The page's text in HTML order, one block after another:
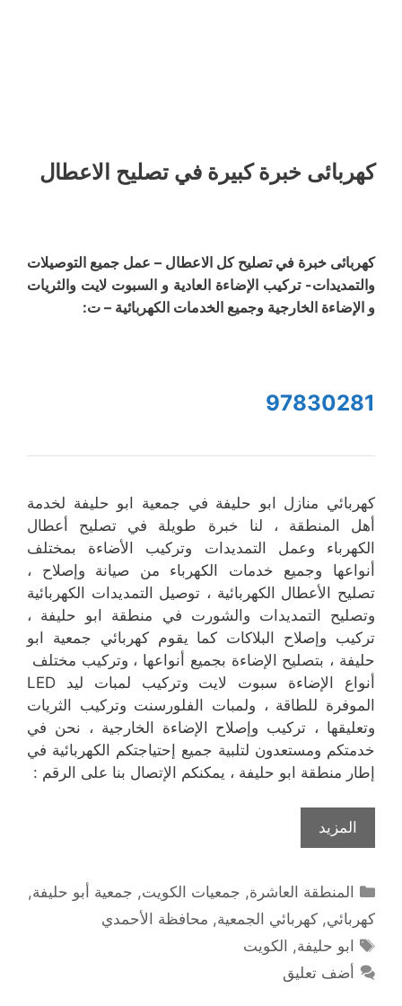
كهربائى خبرة كبيرة في تصليح الاعطال
كهربائى خبرة في تصليح كل الاعطال – عمل جميع التوصيلات
والتمديدات- تركيب الإضاءة العادية و السبوت لايت والثريات
و الإضاءة الخارجية وجميع الخدمات الكهربائية – ت:
97830281
كهربائي منازل ابو حليفة في جمعية ابو حليفة لخدمة
أهل المنطقة ، لنا خبرة طويلة في تصليح أعطال
الكهرباء وعمل التمديدات وتركيب الأضاءة بمختلف
أنواعها وجميع خدمات الكهرباء من صيانة وإصلاح ،
تصليح الأعطال الكهربائية ، توصيل التمديدات الكهربائية
وتصليح التمديدات والشورت في منطقة ابو حليفة ،
تركيب وإصلاح البلاكات كما يقوم كهربائي جمعية ابو
حليفة ، بتصليح الإضاءة بجميع أنواعها ، وتركيب مختلف
أنواع الإضاءة سبوت لايت وتركيب لمبات ليد LED
الموفرة للطاقة ، ولمبات الفلورسنت وتركيب الثريات
وتعليقها ، تركيب وإصلاح الإضاءة الخارجية ، نحن في
خدمتكم ومستعدون لتلبية جميع إحتياجتكم الكهربائية في
إطار منطقة ابو حليفة ، يمكنكم الإتصال بنا على الرقم :
المزيد
التصنيفات
المنطقة العاشرة, جمعيات الكويت, جمعية أبو حليفة,
كهربائي, كهربائي الجمعية, محافظة الأحمدي
الوسوم
ابو حليفة, الكويت
أضف تعليق